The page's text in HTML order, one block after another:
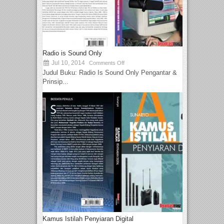
Radio is Sound Only
Jul 10, 2014 Comments Off
Judul Buku: Radio Is Sound Only Pengantar &
Prinsip...
Kamus Istilah Penyiaran Digital